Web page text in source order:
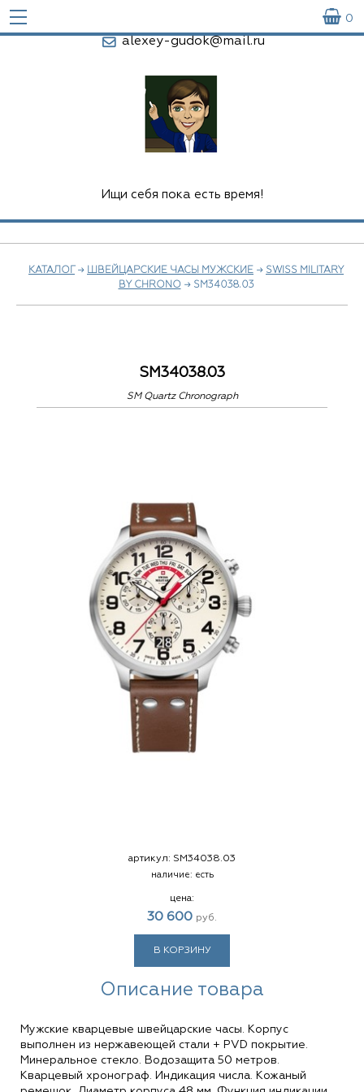
 0
alexey-gudok@mail.ru
Ищи себя пока есть время!
КАТАЛОГ → ШВЕЙЦАРСКИЕ ЧАСЫ МУЖСКИЕ → SWISS MILITARY
BY CHRONO→ SM34038.03
SM34038.03
SM Quartz Chronograph
артикул: SM34038.03
наличие: есть
цена:
30 600 руб.
В КОРЗИНУ
Описание товара
Мужские кварцевые швейцарские часы. Корпус
выполнен из нержавеющей стали + PVD покрытие.
Минеральное стекло. Водозащита 50 метров.
Кварцевый хронограф. Индикация числа. Кожаный